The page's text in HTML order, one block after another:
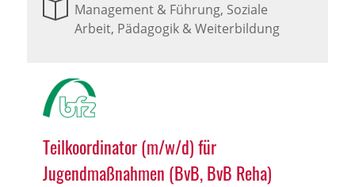
Management & Führung, Soziale
Arbeit, Pädagogik & Weiterbildung
Teilkoordinator (m/w/d) für
Jugendmaßnahmen (BvB, BvB Reha)